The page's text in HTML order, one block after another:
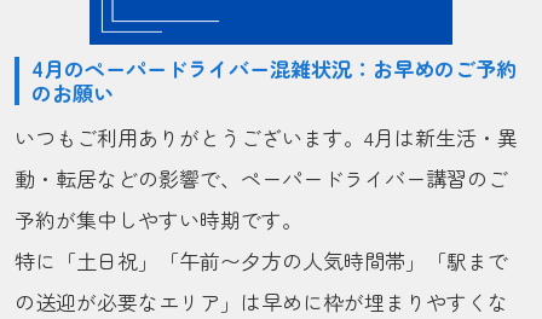
4月のペーパードライバー混雑状況：お早めのご予約
のお願い
いつもご利用ありがとうございます。4月は新生活・異
動・転居などの影響で、ペーパードライバー講習のご
予約が集中しやすい時期です。
特に「土日祝」「午前〜夕方の人気時間帯」「駅まで
の送迎が必要なエリア」は早めに枠が埋まりやすくな